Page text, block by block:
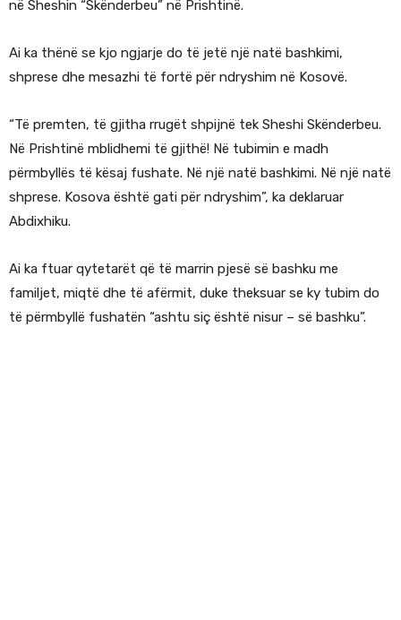
në Sheshin “Skënderbeu” në Prishtinë.
Ai ka thënë se kjo ngjarje do të jetë një natë bashkimi,
shprese dhe mesazhi të fortë për ndryshim në Kosovë.
“Të premten, të gjitha rrugët shpijnë tek Sheshi Skënderbeu.
Në Prishtinë mblidhemi të gjithë! Në tubimin e madh
përmbyllës të kësaj fushate. Në një natë bashkimi. Në një natë
shprese. Kosova është gati për ndryshim”, ka deklaruar
Abdixhiku.
Ai ka ftuar qytetarët që të marrin pjesë së bashku me
familjet, miqtë dhe të afërmit, duke theksuar se ky tubim do
të përmbyllë fushatën “ashtu siç është nisur – së bashku”.